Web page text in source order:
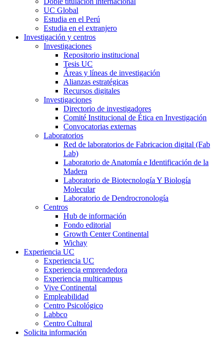
UC Global
Estudia en el Perú
Estudia en el extranjero
Investigación y centros
Investigaciones
Repositorio institucional
Tesis UC
Áreas y líneas de investigación
Alianzas estratégicas
Recursos digitales
Investigaciones
Directorio de investigadores
Comité Institucional de Ética en Investigación
Convocatorias externas
Laboratorios
Red de laboratorios de Fabricacion digital (Fab
Lab)
Laboratorio de Anatomía e Identificación de la
Madera
Laboratorio de Biotecnología Y Biología
Molecular
Laboratorio de Dendrocronología
Centros
Hub de información
Fondo editorial
Growth Center Continental
Wichay
Experiencia UC
Experiencia UC
Experiencia emprendedora
Experiencia multicampus
Vive Continental
Empleabilidad
Centro Psicológico
Labbco
Centro Cultural
Solicita información